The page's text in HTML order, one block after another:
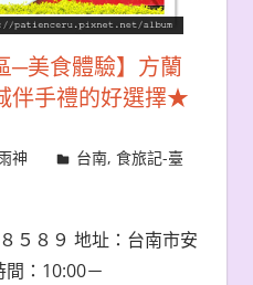
─美食體驗】方蘭
伴手禮的好選擇★
神 台南,食旅記-臺
５８９ 地址：台南市安
：10:00－